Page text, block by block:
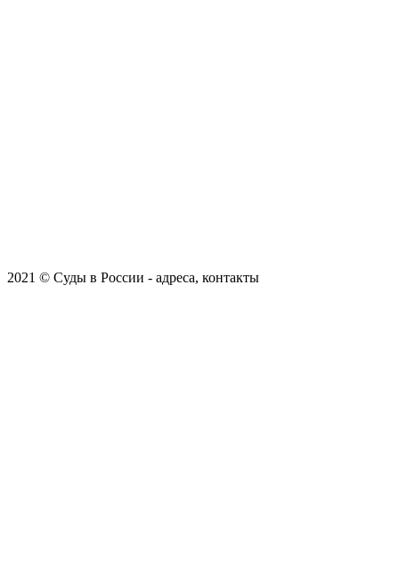
2021 © Суды в России - адреса, контакты